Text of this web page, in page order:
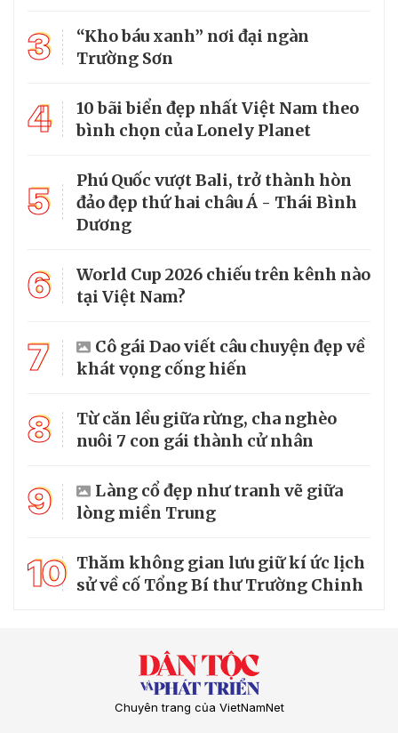
3
“Kho báu xanh” nơi đại ngàn
Trường Sơn
4
10 bãi biển đẹp nhất Việt Nam theo
bình chọn của Lonely Planet
5
Phú Quốc vượt Bali, trở thành hòn
đảo đẹp thứ hai châu Á - Thái Bình
Dương
6
World Cup 2026 chiếu trên kênh nào
tại Việt Nam?
7
Cô gái Dao viết câu chuyện đẹp về
khát vọng cống hiến
8
Từ căn lều giữa rừng, cha nghèo
nuôi 7 con gái thành cử nhân
9
Làng cổ đẹp như tranh vẽ giữa
lòng miền Trung
10 Thăm không gian lưu giữ kí ức lịch
sử về cố Tổng Bí thư Trường Chinh
Chuyên trang của VietNamNet